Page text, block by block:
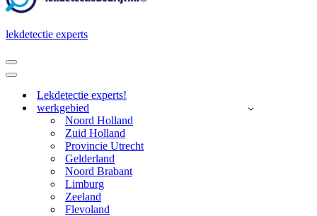
lekdetectie experts
Navigatie
Menu
Navigatie
Lekdetectie experts!
werkgebied
Noord Holland
Zuid Holland
Provincie Utrecht
Gelderland
Noord Brabant
Limburg
Zeeland
Flevoland